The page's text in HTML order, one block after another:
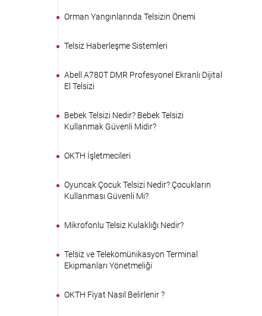
Orman Yangınlarında Telsizin Önemi
Telsiz Haberleşme Sistemleri
Abell A780T DMR Profesyonel Ekranlı Dijital
El Telsizi
Bebek Telsizi Nedir? Bebek Telsizi
Kullanmak Güvenli Midir?
OKTH İşletmecileri
Oyuncak Çocuk Telsizi Nedir? Çocukların
Kullanması Güvenli Mi?
Mikrofonlu Telsiz Kulaklığı Nedir?
Telsiz ve Telekomünikasyon Terminal
Ekipmanları Yönetmeliği
OKTH Fiyat Nasıl Belirlenir ?